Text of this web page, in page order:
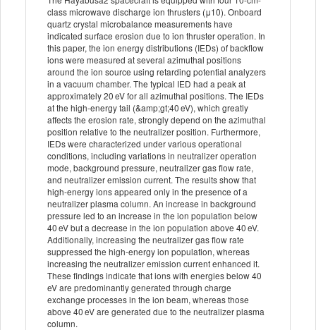
class microwave discharge ion thrusters (μ10). Onboard
quartz crystal microbalance measurements have
indicated surface erosion due to ion thruster operation. In
this paper, the ion energy distributions (IEDs) of backflow
ions were measured at several azimuthal positions
around the ion source using retarding potential analyzers
in a vacuum chamber. The typical IED had a peak at
approximately 20 eV for all azimuthal positions. The IEDs
at the high-energy tail (&amp;gt;40 eV), which greatly
affects the erosion rate, strongly depend on the azimuthal
position relative to the neutralizer position. Furthermore,
IEDs were characterized under various operational
conditions, including variations in neutralizer operation
mode, background pressure, neutralizer gas flow rate,
and neutralizer emission current. The results show that
high-energy ions appeared only in the presence of a
neutralizer plasma column. An increase in background
pressure led to an increase in the ion population below
40 eV but a decrease in the ion population above 40 eV.
Additionally, increasing the neutralizer gas flow rate
suppressed the high-energy ion population, whereas
increasing the neutralizer emission current enhanced it.
These findings indicate that ions with energies below 40
eV are predominantly generated through charge
exchange processes in the ion beam, whereas those
above 40 eV are generated due to the neutralizer plasma
column.